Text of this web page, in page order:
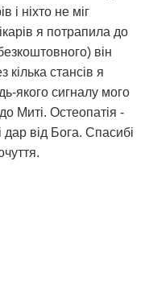
і ніхто не міг
я потрапила до
він
стансів я
якого сигналу мого
Миті. Остеопатія -
дар від Бога. Спасибі